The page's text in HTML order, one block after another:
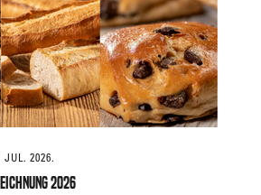
JUL. 2026.
2026